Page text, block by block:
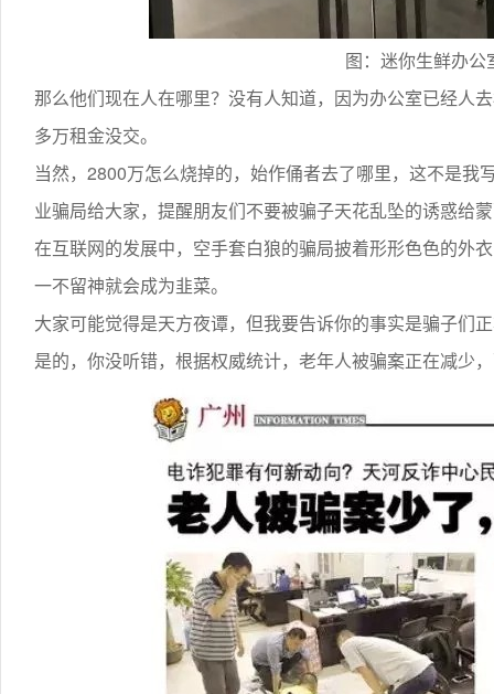
图：迷你生鲜办公
那么他们现在人在哪里？没有人知道，因为办公室已经人
多万租金没交。
当然，2800万怎么烧掉的，始作俑者去了哪里，这不是
业骗局给大家，提醒朋友们不要被骗子天花乱坠的诱惑给
在互联网的发展中，空手套白狼的骗局披着形形色色的外
一不留神就会成为韭菜。
大家可能觉得是天方夜谭，但我要告诉你的事实是骗子们
是的，你没听错，根据权威统计，老年人被骗案正在减少